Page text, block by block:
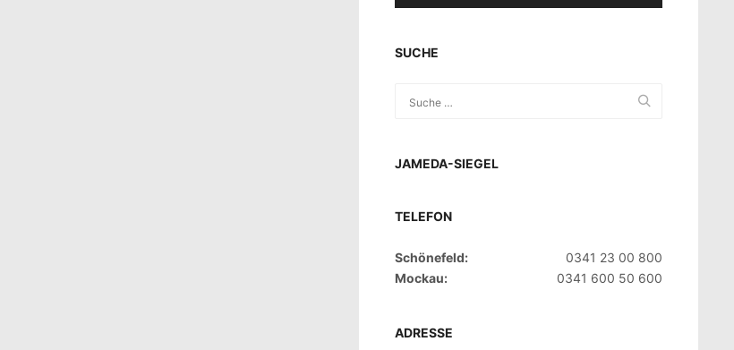
SUCHE
JAMEDA-SIEGEL
TELEFON
Schönefeld:
0341 23 00 800
Mockau:
0341 600 50 600
ADRESSE